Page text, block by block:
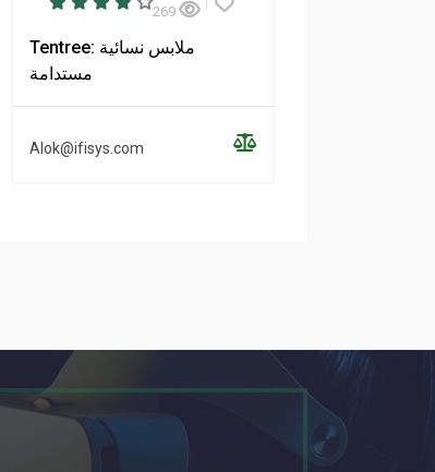
269
Tentree: ملابس نسائية
مستدامة
Alok@ifisys.com